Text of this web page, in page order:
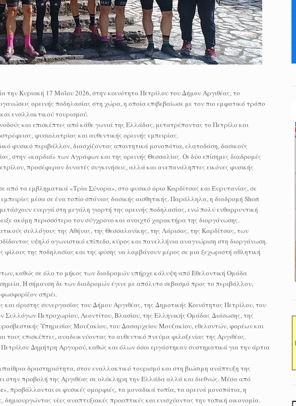
Κυριακή 17 Μαΐου 2026, στην κοινότητα Πετρίλου του Δήμου Αργιθέας, το
ορεινής ποδηλασίας στη χώρα, η οποία επιβεβαίωσε με τον πιο εμφατικό τρόπο
εναλλακτικού τουρισμού.
και επισκέπτες από κάθε γωνιά της Ελλάδας, μετατρέποντας το Πετρίλο και
φυσιολατρίας και αυθεντικής ορεινής εμπειρίας.
φυσικό περιβάλλον, διασχίζοντας απαιτητικά μονοπάτια, ελατοδάση, δασικούς
στην «καρδιά» των Αγράφων και της ορεινής Θεσσαλίας. Οι δύο επίσημες διαδρομές
προσέφεραν δυνατές συγκινήσεις, αλλά και ανεπανάληπτες εικόνες φυσικής
από τα εμβληματικά «Τρία Σύνορα», στο φυσικό όριο Καρδίτσας και Ευρυτανίας, σε
μέσα σε ένα τοπίο σπάνιας δασικής αισθητικής. Παράλληλα, η διαδρομή Short
ενεργά στη μεγάλη γιορτή της ορεινής ποδηλασίας, ενώ πολύ ενθαρρυντική
ακόμη περισσότερο τον σύγχρονο και ανοιχτό χαρακτήρα της διοργάνωσης.
συλλόγους της Αθήνας, της Θεσσαλονίκης, της Λάρισας, της Καρδίτσας, των
υψηλό αγωνιστικό επίπεδο, κύρος και πανελλήνια αναγνώριση στη διοργάνωση.
της ποδηλασίας και της φύσης να λαμβάνουν μέρος σε μια ξεχωριστή αθλητική
καθώς σε όλο το μήκος των διαδρομών υπήρχε κάλυψη από Εθελοντική Ομάδα
Η σήμανση δε των διαδρομών έγινε με απόλυτο σεβασμό προς το περιβάλλον,
σπρέι.
άριστης συνεργασίας του Δήμου Αργιθέας, της Δημοτικής Κοινότητας Πετρίλου, του
Συλλόγων Πετροχωρίου, Λεοντίτου, Βλασίου, της Ελληνικής Ομάδας Διάσωσης, της
Υπηρεσίας Μουζακίου, του Δασαρχείου Μουζακίου, εθελοντών, φορέων και
τους επισκέπτες, αναδεικνύοντας το αυθεντικό πνεύμα φιλοξενίας της Αργιθέας.
Δημήτρη Αργυρού, καθώς και όλων όσοι εργάστηκαν συστηματικά για την άρτια
δραστηριότητα, στον εναλλακτικό τουρισμό και στη βιώσιμη ανάπτυξη της
στην προβολή της Αργιθέας σε ολόκληρη την Ελλάδα αλλά και διεθνώς. Μέσα από
προβάλλονται οι φυσικές ομορφιές, τα μοναδικά τοπία, τα ορεινά μονοπάτια, η
νέες αναπτυξιακές προοπτικές και ενισχύοντας την τοπική οικονομία.